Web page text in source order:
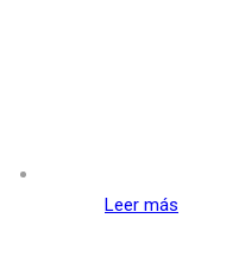
Leer más